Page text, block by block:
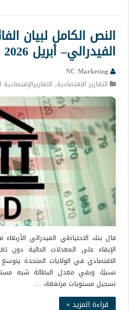
النص الكامل لبيان
الفيدرالي– أبريل 2026
NC Marketing
التقارير الاقتصادية,
قال بنك الاحتياطي الفيدرالي
الإبقاء على المعدلات الحالية دون
الاقتصادي في الولايات المتحدة
نسبيًا، وبقي معدل البطالة شبه
تسجيل مستويات مرتفعة، …
قراءة المزيد »